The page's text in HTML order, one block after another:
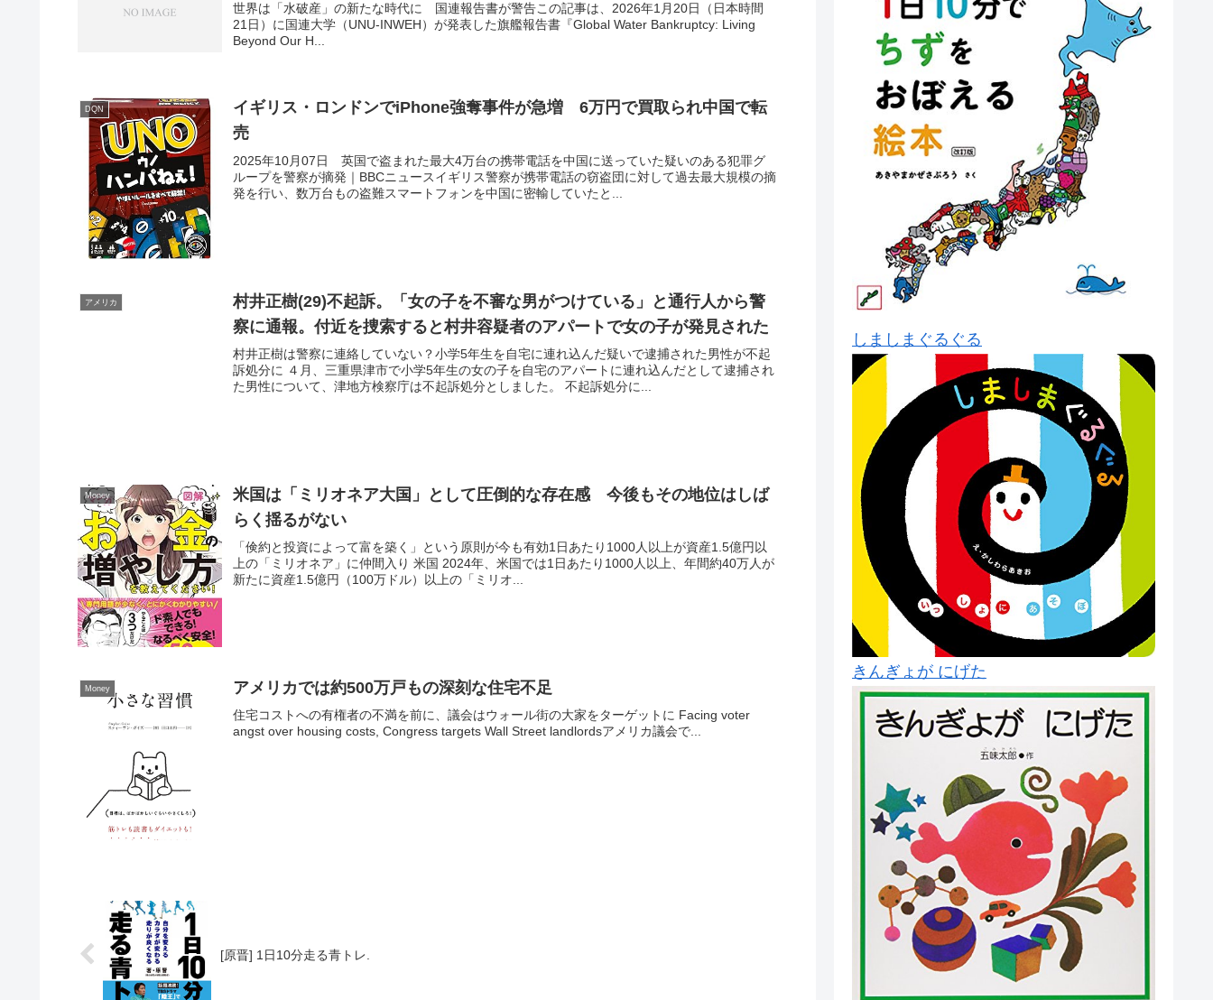
世界は「水破産」の新たな時代に 国連報告書が警告この記事は、2026年1月20日（日本時間
21日）に国連大学（UNU-INWEH）が発表した旗艦報告書『Global Water Bankruptcy: Living
Beyond Our H...
DQN
イギリス・ロンドンでiPhone強奪事件が急増 6万円で買取られ中国で転
売
2025年10月07日 英国で盗まれた最大4万台の携帯電話を中国に送っていた疑いのある犯罪グ
ループを警察が摘発｜BBCニュースイギリス警察が携帯電話の窃盗団に対して過去最大規模の摘
発を行い、数万台もの盗難スマートフォンを中国に密輸していたと...
アメリカ
村井正樹(29)不起訴。「女の子を不審な男がつけている」と通行人から警
察に通報。付近を捜索すると村井容疑者のアパートで女の子が発見された
村井正樹は警察に連絡していない？小学5年生を自宅に連れ込んだ疑いで逮捕された男性が不起
訴処分に ４月、三重県津市で小学5年生の女の子を自宅のアパートに連れ込んだとして逮捕され
た男性について、津地方検察庁は不起訴処分としました。 不起訴処分に...
Money
米国は「ミリオネア大国」として圧倒的な存在感 今後もその地位はしば
らく揺るがない
「倹約と投資によって富を築く」という原則が今も有効1日あたり1000人以上が資産1.5億円以
上の「ミリオネア」に仲間入り 米国 2024年、米国では1日あたり1000人以上、年間約40万人が
新たに資産1.5億円（100万ドル）以上の「ミリオ...
Money アメリカでは約500万戸もの深刻な住宅不足
住宅コストへの有権者の不満を前に、議会はウォール街の大家をターゲットに Facing voter
angst over housing costs, Congress targets Wall Street landlordsアメリカ議会で...
[原晋] 1日10分走る青トレ.
しましまぐるぐる
きんぎょが にげた